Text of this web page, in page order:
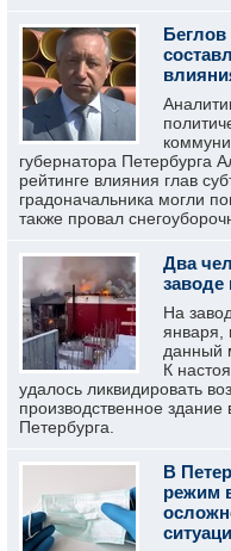
Беглов
губернатора Петербурга
рейтинге влияния глав
градоначальника могли
также провал
Два
заводе
На
января,
данный
К
удалось ликвидировать
производственное
Петербурга.
В
режим